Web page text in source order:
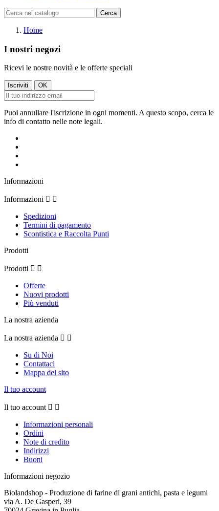
Cerca
Home
I nostri negozi
Ricevi le nostre novità e le offerte speciali
Puoi annullare l'iscrizione in ogni momenti. A questo scopo, cerca le
info di contatto nelle note legali.
Informazioni
Informazioni  
Spedizioni
Termini di pagamento
Scontistica e Raccolta Punti
Prodotti
Prodotti  
Offerte
Nuovi prodotti
Più venduti
La nostra azienda
La nostra azienda  
Su di Noi
Contattaci
Mappa del sito
Il tuo account
Il tuo account  
Informazioni personali
Ordini
Note di credito
Indirizzi
Buoni
Informazioni negozio
Biolandshop - Produzione di farine di grani antichi, pasta e legumi
via A. De Gasperi, 39